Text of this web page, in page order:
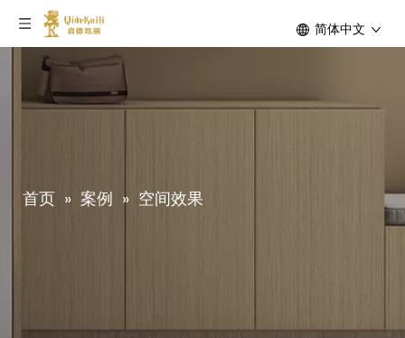
简体中文
首页 » 案例 » 空间效果